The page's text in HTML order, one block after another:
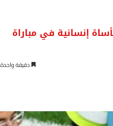
إنسانية في مباراة
دقيقة واحدة